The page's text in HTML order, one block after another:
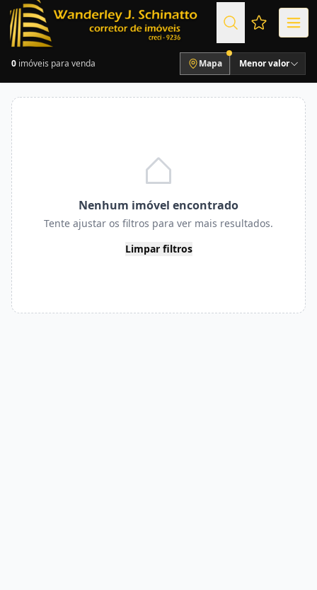
Favoritos
0 imóveis para venda Mapa Menor valor
Nenhum imóvel encontrado
Tente ajustar os filtros para ver mais resultados.
Limpar filtros